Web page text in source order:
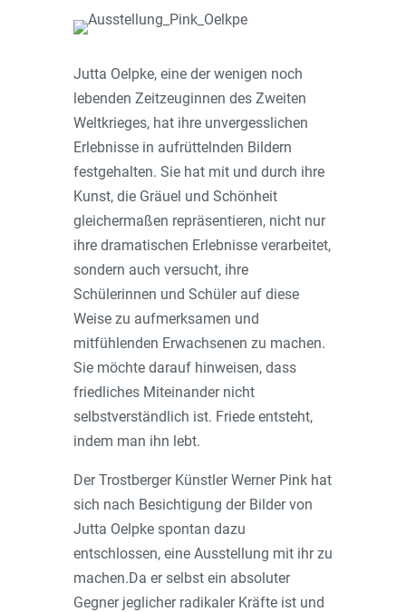
Jutta Oelpke, eine der wenigen noch
lebenden Zeitzeuginnen des Zweiten
Weltkrieges, hat ihre unvergesslichen
Erlebnisse in aufrüttelnden Bildern
festgehalten. Sie hat mit und durch ihre
Kunst, die Gräuel und Schönheit
gleichermaßen repräsentieren, nicht nur
ihre dramatischen Erlebnisse verarbeitet,
sondern auch versucht, ihre
Schülerinnen und Schüler auf diese
Weise zu aufmerksamen und
mitfühlenden Erwachsenen zu machen.
Sie möchte darauf hinweisen, dass
friedliches Miteinander nicht
selbstverständlich ist. Friede entsteht,
indem man ihn lebt.
Der Trostberger Künstler Werner Pink hat
sich nach Besichtigung der Bilder von
Jutta Oelpke spontan dazu
entschlossen, eine Ausstellung mit ihr zu
machen.Da er selbst ein absoluter
Gegner jeglicher radikaler Kräfte ist und